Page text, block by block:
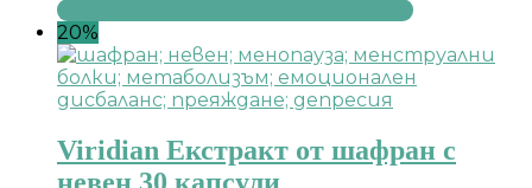
20%
Viridian Екстракт от шафран с
невен 30 капсули